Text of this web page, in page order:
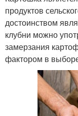
продуктов
достоинством
клубни можно
замерзания
фактором в